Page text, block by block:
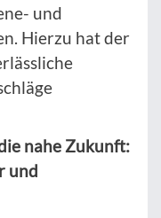
und
Hierzu hat der
nahe Zukunft:
und